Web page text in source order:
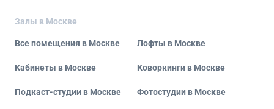
Залы в Москве
Все помещения в Москве Лофты в Москве
Кабинеты в Москве Коворкинги в Москве
Подкаст-студии в Москве Фотостудии в Москве